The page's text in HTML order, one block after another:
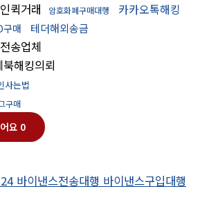
퀵거래 암호화폐구매대행 카카오톡해킹
구매
테더해외송금
송업체
북해킹의뢰
사는법
구매
요 0
바이낸스전송대행 바이낸스구입대행